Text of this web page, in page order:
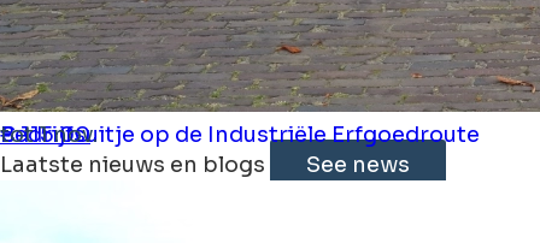
Bedrijfsuitje op de Industriële Erfgoedroute
tot 1 nov.
€ 115.00
Laatste nieuws en blogs
See news